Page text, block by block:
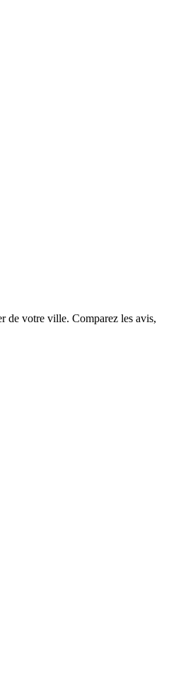
de votre ville. Comparez les avis,